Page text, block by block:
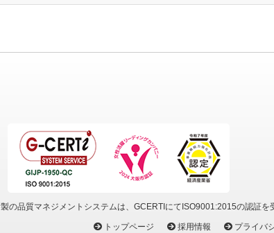
の品質マネジメントシステムは、GCERTIにてISO9001:2015の認証を
トップページ 採用情報 プライバ